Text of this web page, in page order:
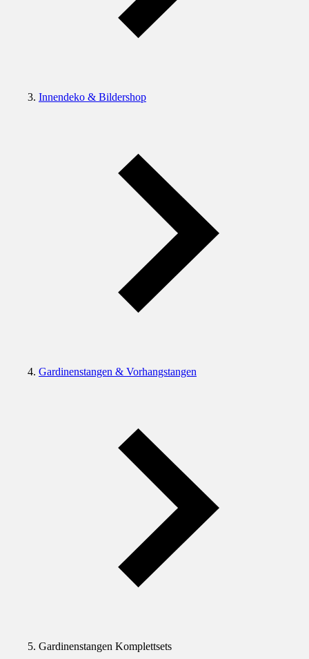
Innendeko & Bildershop
Gardinenstangen & Vorhangstangen
Gardinenstangen Komplettsets